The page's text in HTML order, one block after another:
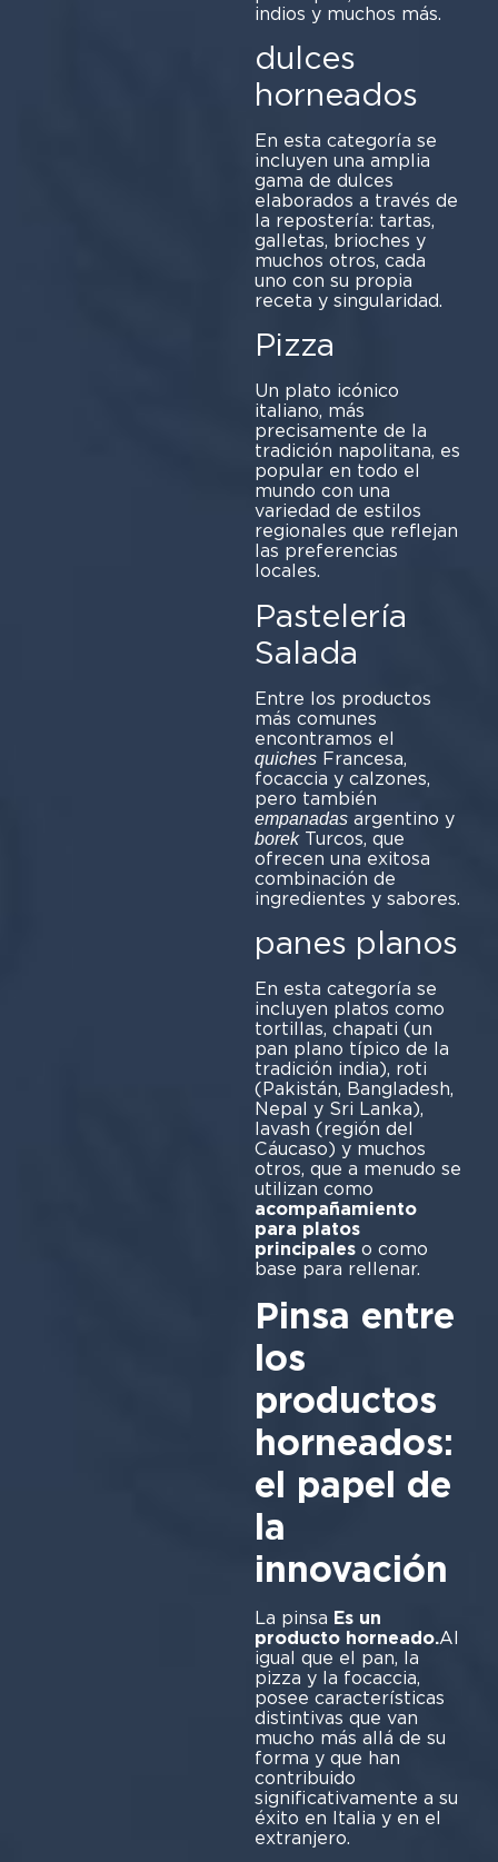
indios y muchos más.
dulces
horneados
En esta categoría se
incluyen una amplia
gama de dulces
elaborados a través de
la repostería: tartas,
galletas, brioches y
muchos otros, cada
uno con su propia
receta y singularidad.
Pizza
Un plato icónico
italiano, más
precisamente de la
tradición napolitana, es
popular en todo el
mundo con una
variedad de estilos
regionales que reflejan
las preferencias
locales.
Pastelería
Salada
Entre los productos
más comunes
encontramos el
quichesFrancesa,
focaccia y calzones,
pero también
empanadasargentino y
borekTurcos, que
ofrecen una exitosa
combinación de
ingredientes y sabores.
panes planos
En esta categoría se
incluyen platos como
tortillas, chapati (un
pan plano típico de la
tradición india), roti
(Pakistán, Bangladesh,
Nepal y Sri Lanka),
lavash (región del
Cáucaso) y muchos
otros, que a menudo se
utilizan como
acompañamiento
para platos
principaleso como
base para rellenar.
Pinsa entre
los
productos
horneados:
el papel de
la
innovación
La pinsa Es un
producto horneado.Al
igual que el pan, la
pizza y la focaccia,
posee características
distintivas que van
mucho más allá de su
forma y que han
contribuido
significativamente a su
éxito en Italia y en el
extranjero.